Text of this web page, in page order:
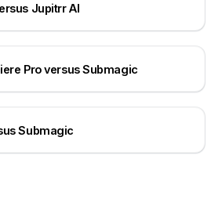
Jupitrr AI
Pro versus Submagic
Submagic